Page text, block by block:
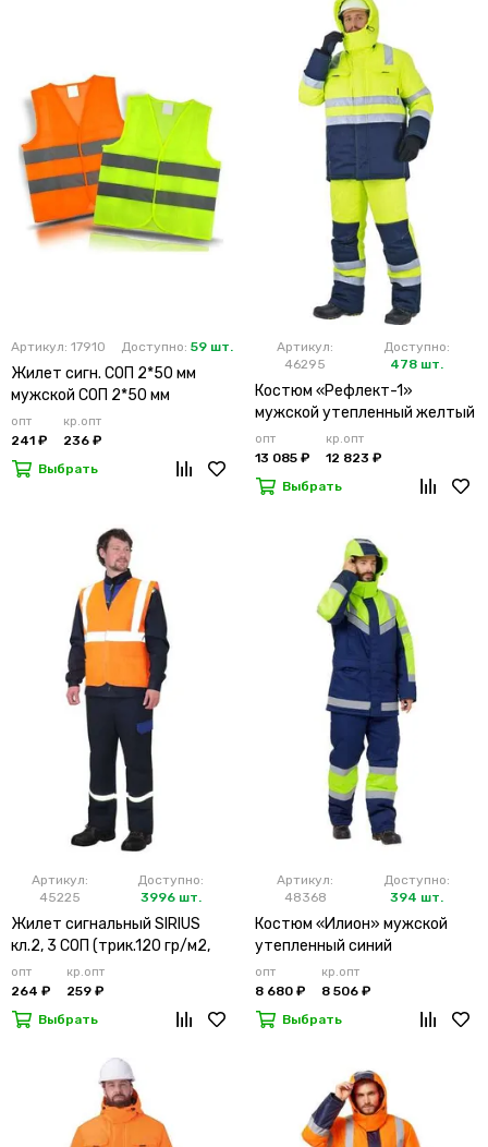
Артикул: 17910 Доступно: 59 шт.
Жилет сигн. СОП 2*50 мм
мужской СОП 2*50 мм
опт
241 ₽
кр.опт
236 ₽
Выбрать
Артикул:
46295
Доступно:
478 шт.
Костюм «Рефлект-1»
мужской утепленный желтый
с п/к
опт
13 085 ₽
кр.опт
12 823 ₽
Выбрать
Артикул:
45225
Доступно:
3996 шт.
Жилет сигнальный SIRIUS
кл.2, 3 СОП (трик.120 гр/м2,
карманы) оранжевый
опт
264 ₽
кр.опт
259 ₽
Выбрать
Артикул:
48368
Доступно:
394 шт.
Костюм «Илион» мужской
утепленный синий
опт
8 680 ₽
кр.опт
8 506 ₽
Выбрать